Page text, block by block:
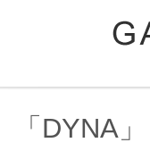
DYNA」